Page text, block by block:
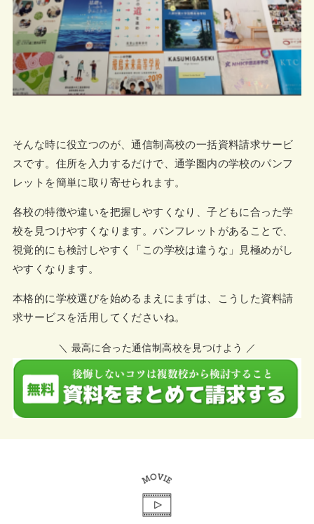
そんな時に役立つのが、通信制高校の一括資料請求サービ
スです。住所を入力するだけで、通学圏内の学校のパンフ
レットを簡単に取り寄せられます。
各校の特徴や違いを把握しやすくなり、子どもに合った学
校を見つけやすくなります。パンフレットがあることで、
視覚的にも検討しやすく「この学校は違うな」見極めがし
やすくなります。
本格的に学校選びを始めるまえにまずは、こうした資料請
求サービスを活用してくださいね。
＼ 最高に合った通信制高校を見つけよう ／